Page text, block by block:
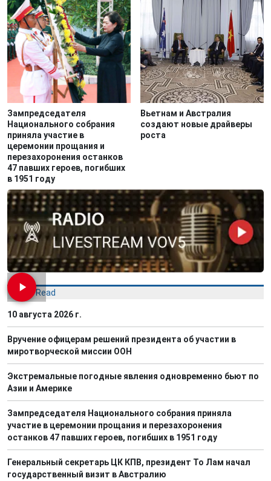
Зампредседателя
Национального собрания
приняла участие в
церемонии прощания и
перезахоронения останков
47 павших героев, погибших
в 1951 году
Вьетнам и Австралия
создают новые драйверы
роста
Most Read
10 августа 2026 г.
Вручение офицерам решений президента об участии в
миротворческой миссии ООН
Экстремальные погодные явления одновременно бьют по
Азии и Америке
Зампредседателя Национального собрания приняла
участие в церемонии прощания и перезахоронения
останков 47 павших героев, погибших в 1951 году
Генеральный секретарь ЦК КПВ, президент То Лам начал
государственный визит в Австралию